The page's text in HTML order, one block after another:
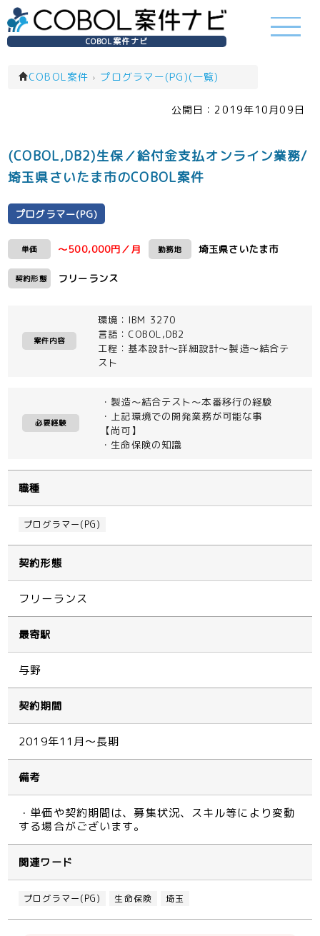
COBOL案件ナビ
COBOL案件 › プログラマー(PG)(一覧)
公開日： 2019年10月09日
(COBOL,DB2)生保／給付金支払オンライン業務/
埼玉県さいたま市のCOBOL案件
プログラマー(PG)
単価 ～500,000円／月 勤務地 埼玉県さいたま市
契約形態 フリーランス
案件内容
環境：IBM 3270
言語：COBOL,DB2
工程：基本設計～詳細設計～製造～結合テ
スト
必要経験
・製造～結合テスト～本番移行の経験
・上記環境での開発業務が可能な事
【尚可】
・生命保険の知識
職種
プログラマー(PG)
契約形態
フリーランス
最寄駅
与野
契約期間
2019年11月～長期
備考
・単価や契約期間は、募集状況、スキル等により変動
する場合がございます。
関連ワード
プログラマー(PG) 生命保険 埼玉